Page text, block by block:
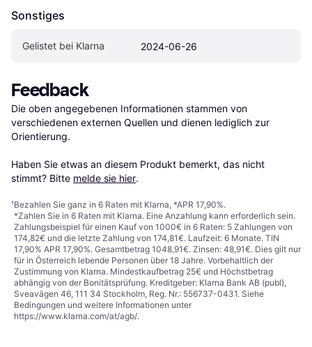
Sonstiges
Gelistet bei Klarna 2024-06-26
Feedback
Die oben angegebenen Informationen stammen von
verschiedenen externen Quellen und dienen lediglich zur
Orientierung.
Haben Sie etwas an diesem Produkt bemerkt, das nicht
stimmt? Bitte melde sie hier.
¹Bezahlen Sie ganz in 6 Raten mit Klarna, *APR 17,90%.
*Zahlen Sie in 6 Raten mit Klarna. Eine Anzahlung kann erforderlich sein.
Zahlungsbeispiel für einen Kauf von 1000€ in 6 Raten: 5 Zahlungen von
174,82€ und die letzte Zahlung von 174,81€. Laufzeit: 6 Monate. TIN
17,90% APR 17,90%. Gesamtbetrag 1048,91€. Zinsen: 48,91€. Dies gilt nur
für in Österreich lebende Personen über 18 Jahre. Vorbehaltlich der
Zustimmung von Klarna. Mindestkaufbetrag 25€ und Höchstbetrag
abhängig von der Bonitätsprüfung. Kreditgeber: Klarna Bank AB (publ),
Sveavägen 46, 111 34 Stockholm, Reg. Nr.: 556737-0431. Siehe
Bedingungen und weitere Informationen unter
https://www.klarna.com/at/agb/.